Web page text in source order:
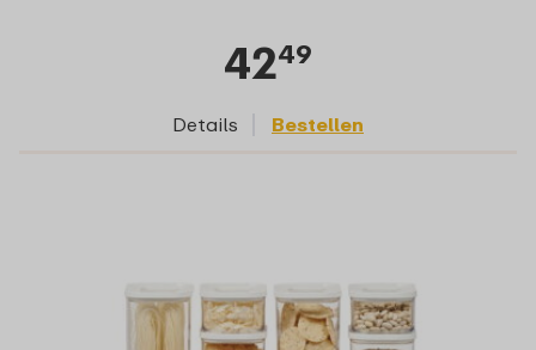
4249
Details Bestellen